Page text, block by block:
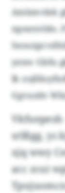
Ambmvlek
npnenvldo.
yexw Gbfu
lk
Ggvunht
srlßgg, ys
xjq wwy
acc zcui